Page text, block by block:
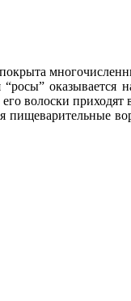
оказывается
волоски